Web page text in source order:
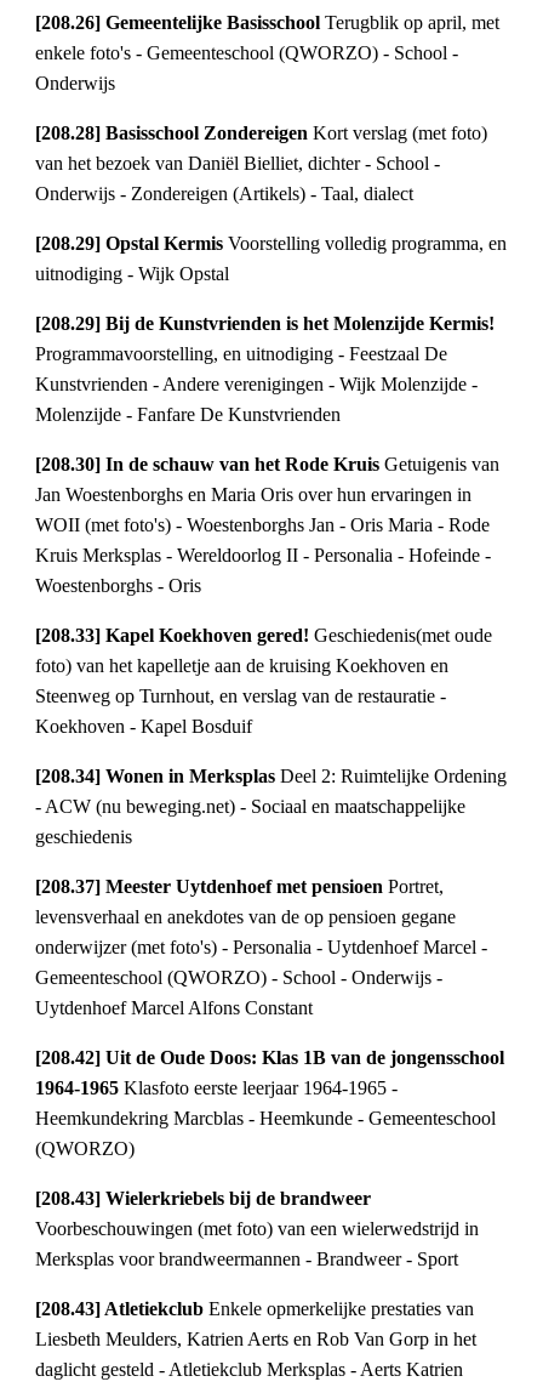
[208.26] Gemeentelijke Basisschool Terugblik op april, met
enkele foto's - Gemeenteschool (QWORZO) - School -
Onderwijs
[208.28] Basisschool Zondereigen Kort verslag (met foto)
van het bezoek van Daniël Bielliet, dichter - School -
Onderwijs - Zondereigen (Artikels) - Taal, dialect
[208.29] Opstal Kermis Voorstelling volledig programma, en
uitnodiging - Wijk Opstal
Programmavoorstelling, en uitnodiging - Feestzaal De
Kunstvrienden - Andere verenigingen - Wijk Molenzijde -
Molenzijde - Fanfare De Kunstvrienden
[208.30] In de schauw van het Rode Kruis Getuigenis van
Jan Woestenborghs en Maria Oris over hun ervaringen in
WOII (met foto's) - Woestenborghs Jan - Oris Maria - Rode
Kruis Merksplas - Wereldoorlog II - Personalia - Hofeinde -
Woestenborghs - Oris
[208.33] Kapel Koekhoven gered! Geschiedenis(met oude
foto) van het kapelletje aan de kruising Koekhoven en
Steenweg op Turnhout, en verslag van de restauratie -
Koekhoven - Kapel Bosduif
[208.34] Wonen in Merksplas Deel 2: Ruimtelijke Ordening
- ACW (nu beweging.net) - Sociaal en maatschappelijke
geschiedenis
[208.37] Meester Uytdenhoef met pensioen Portret,
levensverhaal en anekdotes van de op pensioen gegane
onderwijzer (met foto's) - Personalia - Uytdenhoef Marcel -
Gemeenteschool (QWORZO) - School - Onderwijs -
Uytdenhoef Marcel Alfons Constant
[208.42] Uit de Oude Doos: Klas 1B van de jongensschool
1964-1965 Klasfoto eerste leerjaar 1964-1965 -
Heemkundekring Marcblas - Heemkunde - Gemeenteschool
(QWORZO)
Voorbeschouwingen (met foto) van een wielerwedstrijd in
Merksplas voor brandweermannen - Brandweer - Sport
[208.43] Atletiekclub Enkele opmerkelijke prestaties van
Liesbeth Meulders, Katrien Aerts en Rob Van Gorp in het
daglicht gesteld - Atletiekclub Merksplas - Aerts Katrien